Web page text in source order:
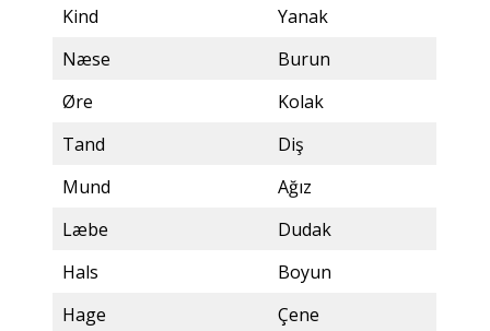
Kind
Yanak
Næse
Burun
Øre
Kolak
Tand
Diş
Mund
Ağız
Læbe
Dudak
Hals
Boyun
Hage
Çene